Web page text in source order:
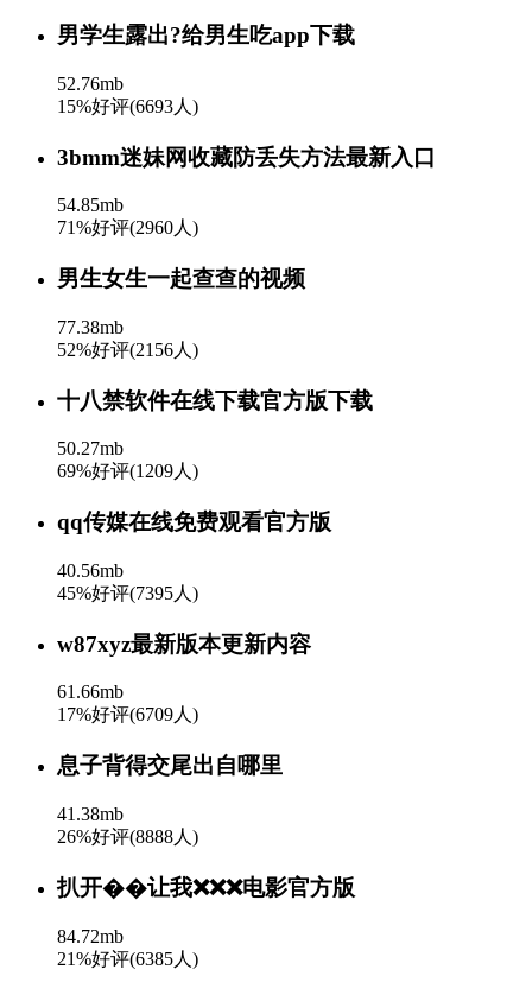
男学生露出?给男生吃app下载
52.76mb
15%好评(6693人)
3bmm迷妹网收藏防丢失方法最新入口
54.85mb
71%好评(2960人)
男生女生一起查查的视频
77.38mb
52%好评(2156人)
十八禁软件在线下载官方版下载
50.27mb
69%好评(1209人)
qq传媒在线免费观看官方版
40.56mb
45%好评(7395人)
w87xyz最新版本更新内容
61.66mb
17%好评(6709人)
息子背得交尾出自哪里
41.38mb
26%好评(8888人)
扒开��让我❌❌❌电影官方版
84.72mb
21%好评(6385人)